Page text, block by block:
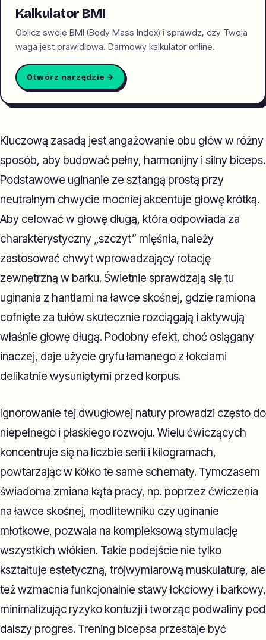
Kalkulator BMI
Oblicz swoje BMI (Body Mass Index) i sprawdz, czy Twoja
waga jest prawidlowa. Darmowy kalkulator online.
Otwórz narzędzie →
Kluczową zasadą jest angażowanie obu głów w różny
sposób, aby budować pełny, harmonijny i silny biceps.
Podstawowe uginanie ze sztangą prostą przy
neutralnym chwycie mocniej akcentuje głowę krótką.
Aby celować w głowę długą, która odpowiada za
charakterystyczny „szczyt” mięśnia, należy
zastosować chwyt wprowadzający rotację
zewnętrzną w barku. Świetnie sprawdzają się tu
uginania z hantlami na ławce skośnej, gdzie ramiona
cofnięte za tułów skutecznie rozciągają i aktywują
właśnie głowę długą. Podobny efekt, choć osiągany
inaczej, daje użycie gryfu łamanego z łokciami
delikatnie wysuniętymi przed korpus.
Ignorowanie tej dwugłowej natury prowadzi często do
niepełnego i płaskiego rozwoju. Wielu ćwiczących
koncentruje się na liczbie serii i kilogramach,
powtarzając w kółko te same schematy. Tymczasem
świadoma zmiana kąta pracy, np. poprzez ćwiczenia
na ławce skośnej, modlitewniku czy uginanie
młotkowe, pozwala na kompleksową stymulację
wszystkich włókien. Takie podejście nie tylko
kształtuje estetyczną, trójwymiarową muskulaturę, ale
też wzmacnia funkcjonalnie stawy łokciowy i barkowy,
minimalizując ryzyko kontuzji i tworząc podwaliny pod
dalszy progres. Trening bicepsa przestaje być